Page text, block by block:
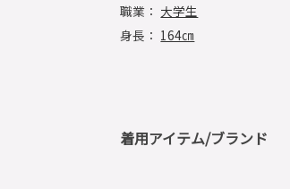
職業： 大学生
身長： 164㎝
着用アイテム/ブランド